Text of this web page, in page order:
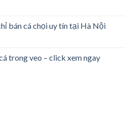
bán cá chọi uy tín tại Hà Nội
trong veo – click xem ngay